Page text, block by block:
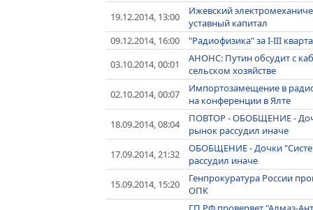
19.12.2014, 13:00
Ижевский
уставный капитал
09.12.2014, 16:00
"Радиофизика" за I-III
03.10.2014, 00:01
АНОНС: Путин обсудит с
сельском хозяйстве
02.10.2014, 00:07
Импортозамещение в
на конференции в Ялте
18.09.2014, 08:04
ПОВТОР - ОБОБЩЕНИЕ -
рынок рассудил иначе
17.09.2014, 21:32
ОБОБЩЕНИЕ - Дочки
рассудил иначе
15.09.2014, 15:20
Генпрокуратура России
ОПК